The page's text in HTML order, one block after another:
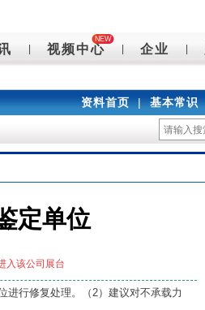
NEW
视频中心 企业
资料首页 | 基本常识
定单位
入该公司展台
进行修复处理。（2）建议对不承载力